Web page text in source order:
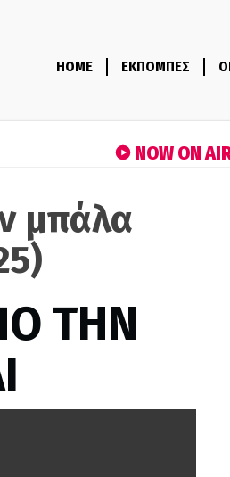
HOME ΕΚΠΟΜΠΕΣ
NOW ON
μπάλα
ΤΗΝ